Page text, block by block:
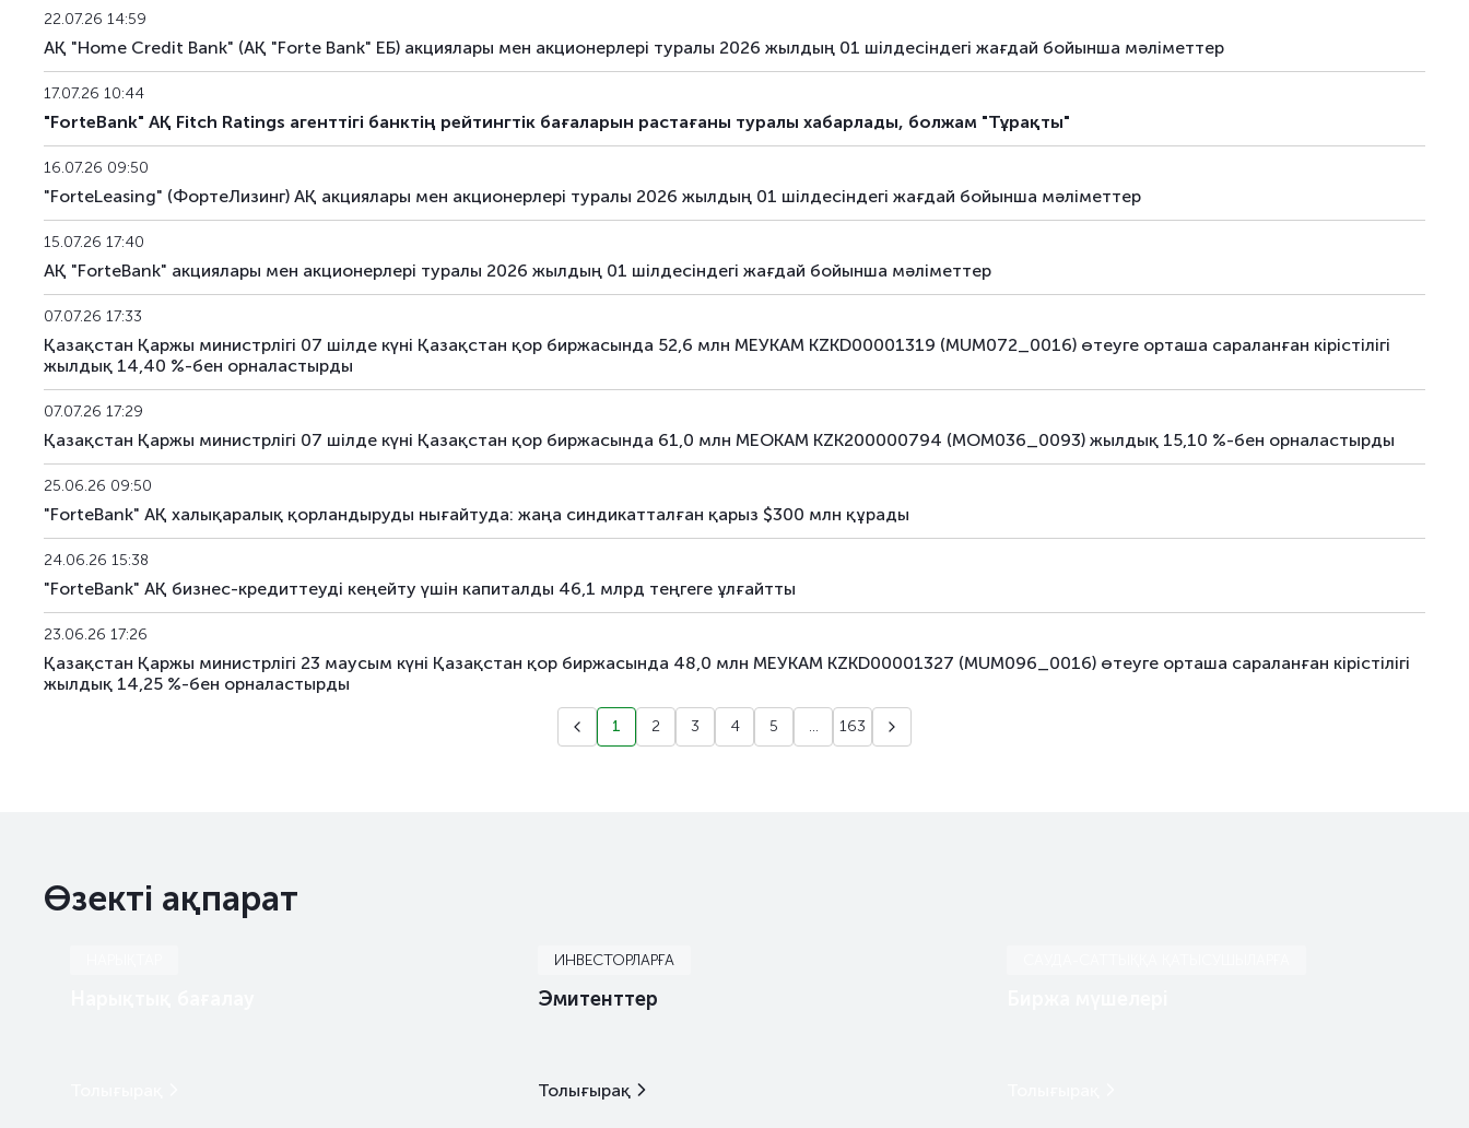
22.07.26 14:59
АҚ "Home Credit Bank" (АҚ "Forte Bank" ЕБ) акциялары мен акционерлері туралы 2026 жылдың 01 шілдесіндегі жағдай бойынша мәліметтер
17.07.26 10:44
"ForteBank" АҚ Fitch Ratings агенттігі банктің рейтингтік бағаларын растағаны туралы хабарлады, болжам "Тұрақты"
16.07.26 09:50
"ForteLeasing" (ФортеЛизинг) АҚ акциялары мен акционерлері туралы 2026 жылдың 01 шілдесіндегі жағдай бойынша мәліметтер
15.07.26 17:40
АҚ "ForteBank" акциялары мен акционерлері туралы 2026 жылдың 01 шілдесіндегі жағдай бойынша мәліметтер
07.07.26 17:33
Қазақстан Қаржы министрлігі 07 шілде күні Қазақстан қор биржасында 52,6 млн МЕУКАМ KZKD00001319 (MUM072_0016) өтеуге орташа сараланған кірістілігі
жылдық 14,40 %-бен орналастырды
07.07.26 17:29
Қазақстан Қаржы министрлігі 07 шілде күні Қазақстан қор биржасында 61,0 млн МЕОКАМ KZK200000794 (MOM036_0093) жылдық 15,10 %-бен орналастырды
25.06.26 09:50
"ForteBank" АҚ халықаралық қорландыруды нығайтуда: жаңа синдикатталған қарыз $300 млн құрады
24.06.26 15:38
"ForteBank" АҚ бизнес-кредиттеуді кеңейту үшін капиталды 46,1 млрд теңгеге ұлғайтты
23.06.26 17:26
Қазақстан Қаржы министрлігі 23 маусым күні Қазақстан қор биржасында 48,0 млн МЕУКАМ KZKD00001327 (MUM096_0016) өтеуге орташа сараланған кірістілігі
жылдық 14,25 %-бен орналастырды
1 2 3 4 5 ... 163
Өзекті ақпарат
ИНВЕСТОРЛАРҒА
Эмитенттер
Толығырақ